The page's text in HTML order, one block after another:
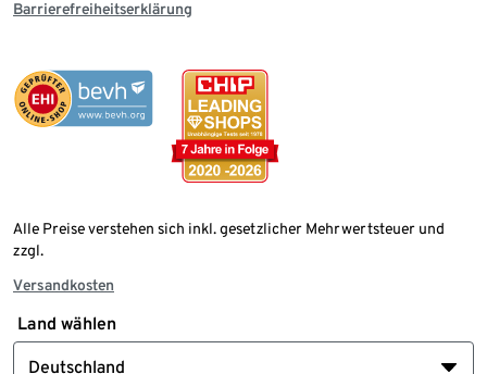
Barrierefreiheitserklärung
Alle Preise verstehen sich inkl. gesetzlicher Mehrwertsteuer und
zzgl.
Versandkosten
Land wählen
Deutschland